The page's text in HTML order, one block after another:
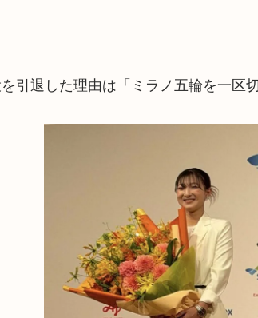
引退した理由は「ミラノ五輪を一区